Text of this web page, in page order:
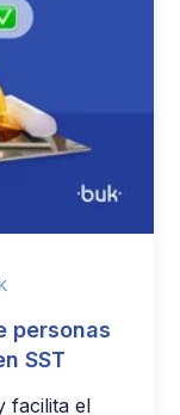
personas
SST
facilita el